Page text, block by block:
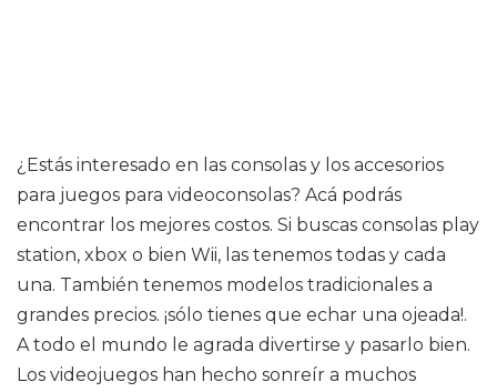
¿Estás interesado en las consolas y los accesorios
para juegos para videoconsolas? Acá podrás
encontrar los mejores costos. Si buscas consolas play
station, xbox o bien Wii, las tenemos todas y cada
una. También tenemos modelos tradicionales a
grandes precios. ¡sólo tienes que echar una ojeada!.
A todo el mundo le agrada divertirse y pasarlo bien.
Los videojuegos han hecho sonreír a muchos